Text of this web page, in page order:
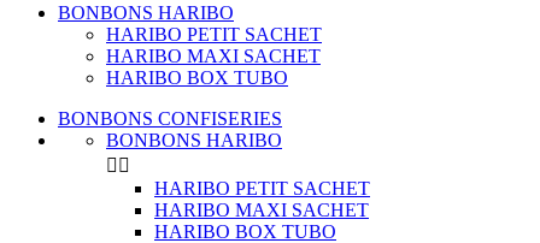
BONBONS HARIBO
HARIBO PETIT SACHET
HARIBO MAXI SACHET
HARIBO BOX TUBO
BONBONS CONFISERIES
BONBONS HARIBO
 
HARIBO PETIT SACHET
HARIBO MAXI SACHET
HARIBO BOX TUBO